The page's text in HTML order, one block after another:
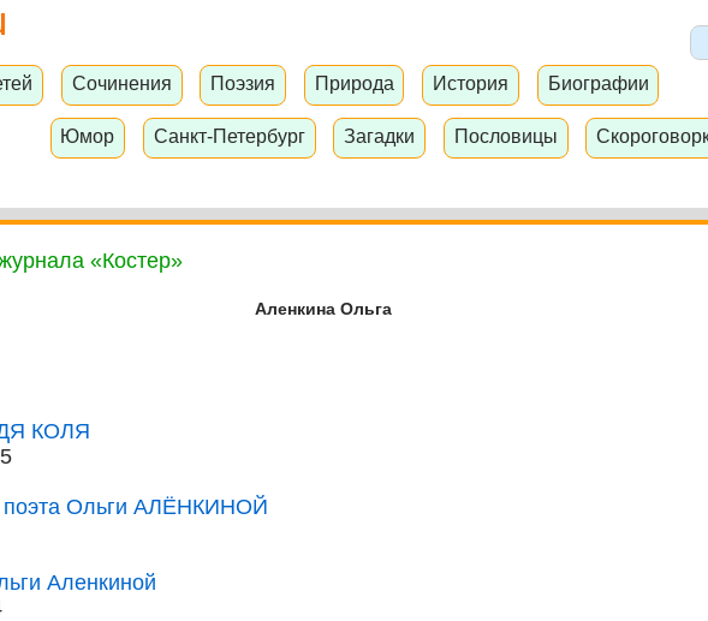
Сочинения Поэзия Природа История Биографии
Юмор Санкт-Петербург Загадки Пословицы
«Костер»
Аленкина Ольга
КОЛЯ
поэта Ольги АЛЁНКИНОЙ
Аленкиной